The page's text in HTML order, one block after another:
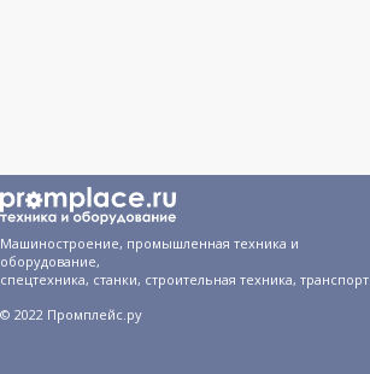
Машиностроение, промышленная техника и
оборудование,
спецтехника, станки, строительная техника, транспорт.
© 2022 Промплейс.ру